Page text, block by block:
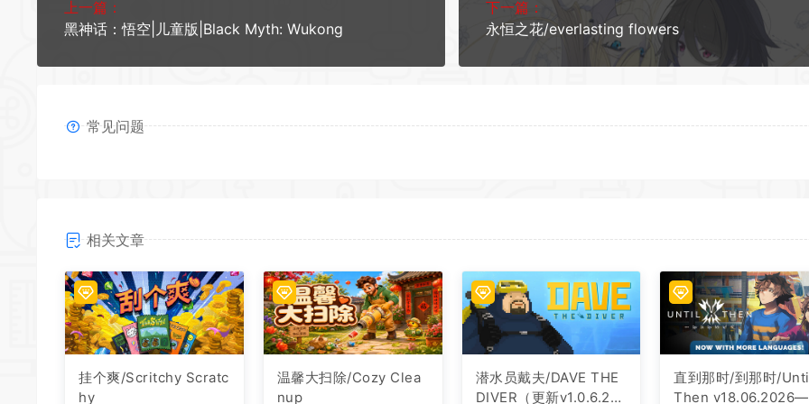
上一篇：
黑神话：悟空|儿童版|Black Myth: Wukong
下一篇：
永恒之花/everlasting flowers
常见问题
相关文章
挂个爽/Scritchy Scratc
hy
温馨大扫除/Cozy Clea
nup
潜水员戴夫/DAVE THE
DIVER（更新v1.0.6.20
直到那时/到那时/
Then